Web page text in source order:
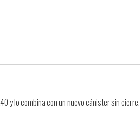
y lo combina con un nuevo cánister sin cierre.